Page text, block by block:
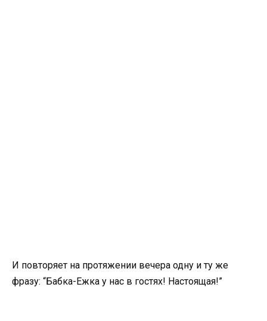
И повторяет на протяжении вечера одну и ту же
фразу: “Бабка-Ежка у нас в гостях! Настоящая!”